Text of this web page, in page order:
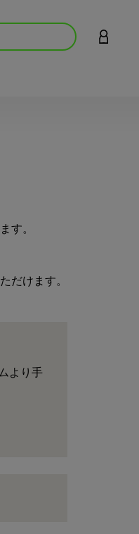
アカウ
す。
だけます。
より手